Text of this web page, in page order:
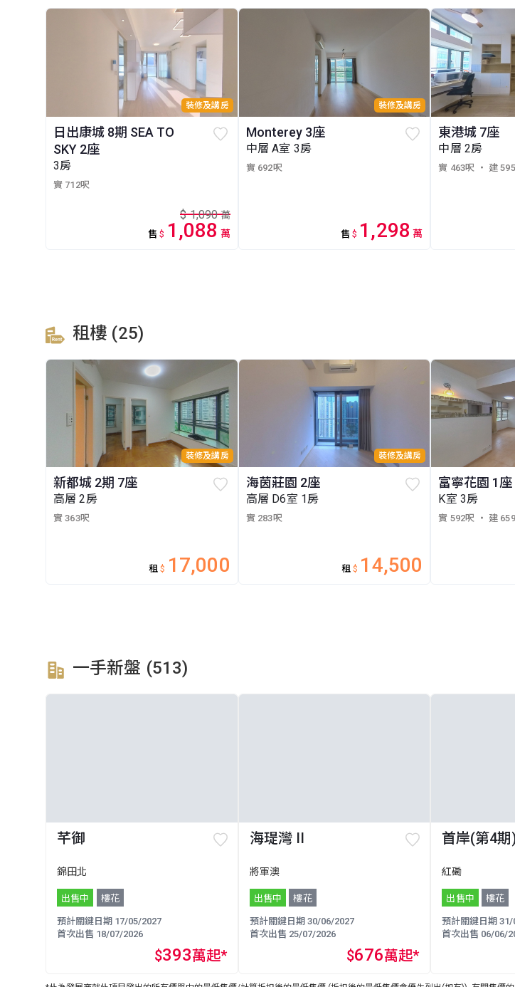
裝修及講房
日出康城 8期 SEA TO
SKY 2座
3房
實 712呎
$1,090萬
售 $ 1,088 萬
裝修及講房
Monterey 3座
中層 A室 3房
實 692呎
售 $ 1,298 萬
東港城 7座
中層 2房
實 463呎 ・ 建
租樓 (25)
裝修及講房
新都城 2期 7座
高層 2房
實 363呎
租 $ 17,000
裝修及講房
海茵莊園 2座
高層 D6室 1房
實 283呎
租 $ 14,500
富寧花園 1座
K室 3房
實 592呎 ・ 建
一手新盤 (513)
芊御
錦田北
出售中 樓花
預計關鍵日期 17/05/2027
首次出售 18/07/2026
$393萬起*
海瑅灣 II
將軍澳
出售中 樓花
預計關鍵日期 30/06/2027
首次出售 25/07/2026
$676萬起*
首岸(第4期
紅磡
出售中 樓花
預計關鍵日期
首次出售 06/06/